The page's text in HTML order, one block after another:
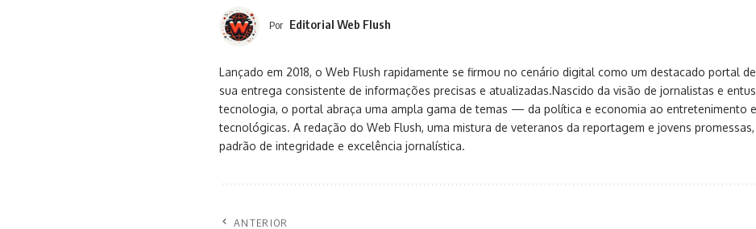
Por Editorial Web Flush
Lançado em 2018, o Web Flush rapidamente se firmou no cenário digital como um destacado portal
sua entrega consistente de informações precisas e atualizadas.Nascido da visão de jornalistas e
tecnologia, o portal abraça uma ampla gama de temas — da política e economia ao entretenimento
tecnológicas. A redação do Web Flush, uma mistura de veteranos da reportagem e jovens
padrão de integridade e excelência jornalística.
ANTERIOR